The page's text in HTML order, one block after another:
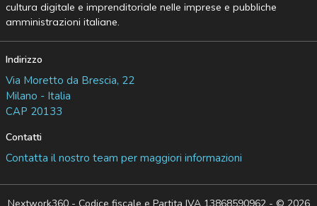
cultura digitale e imprenditoriale nelle imprese e pubbliche
amministrazioni italiane.
Indirizzo
Via Moretto da Brescia, 22
Milano - Italia
CAP 20133
Contatti
Contatta il nostro team per maggiori informazioni